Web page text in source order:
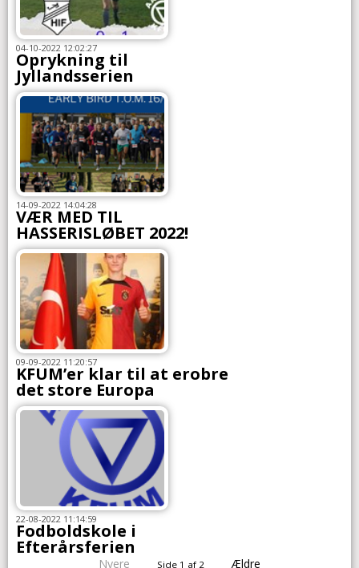
04-10-2022 12:02:27
Oprykning til
Jyllandsserien
14-09-2022 14:04:28
VÆR MED TIL
HASSERISLØBET 2022!
09-09-2022 11:20:57
KFUM’er klar til at erobre
det store Europa
22-08-2022 11:14:59
Fodboldskole i
Efterårsferien
Nyere Side 1 af 2 Ældre